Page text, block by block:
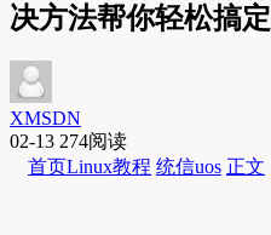
决方法帮你轻松搞定
XMSDN
02-13 274阅读
首页Linux教程 统信uos 正文